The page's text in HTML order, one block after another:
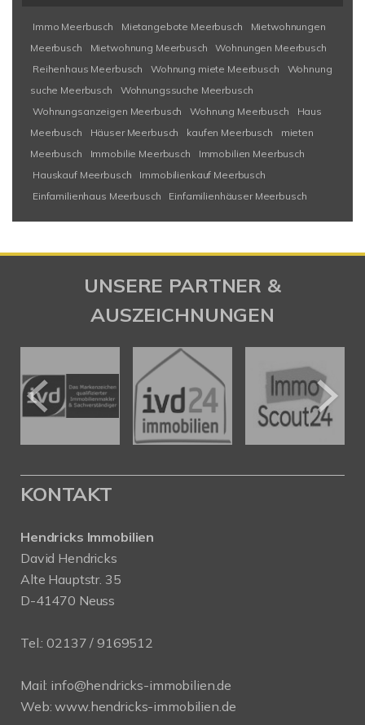
Immo Meerbusch Mietangebote Meerbusch
Mietwohnungen
Meerbusch
Mietwohnung Meerbusch
Wohnungen Meerbusch
Reihenhaus Meerbusch
Wohnung miete Meerbusch
Wohnung
suche Meerbusch
Wohnungssuche Meerbusch
Wohnungsanzeigen Meerbusch
Wohnung Meerbusch
Haus
Meerbusch
Häuser Meerbusch kaufen Meerbusch
mieten
Meerbusch
Immobilie Meerbusch
Immobilien Meerbusch
Hauskauf Meerbusch
Immobilienkauf Meerbusch
Einfamilienhaus Meerbusch
Einfamilienhäuser Meerbusch
UNSERE PARTNER &
AUSZEICHNUNGEN
KONTAKT
Hendricks Immobilien
David Hendricks
Alte Hauptstr. 35
D-41470 Neuss
Tel.: 02137 / 9169512
Mail: info@hendricks-immobilien.de
Web:www.hendricks-immobilien.de